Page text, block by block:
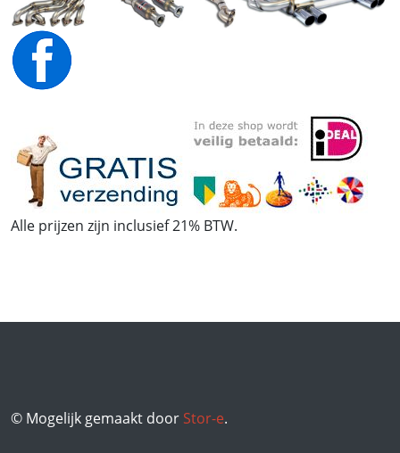
Alle prijzen zijn inclusief 21% BTW.
© Mogelijk gemaakt door Stor-e.